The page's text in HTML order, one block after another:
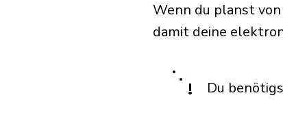
Wenn du planst
damit deine
! Du